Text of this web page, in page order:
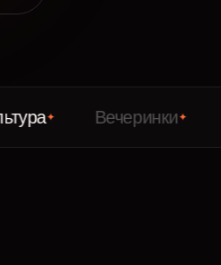
Вечеринки✦